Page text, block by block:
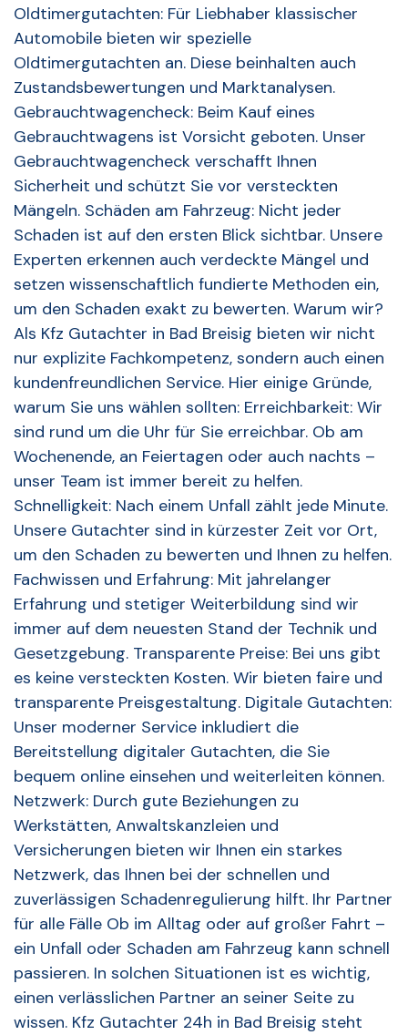
Oldtimergutachten: Für Liebhaber klassischer
Automobile bieten wir spezielle
Oldtimergutachten an. Diese beinhalten auch
Zustandsbewertungen und Marktanalysen.
Gebrauchtwagencheck: Beim Kauf eines
Gebrauchtwagens ist Vorsicht geboten. Unser
Gebrauchtwagencheck verschafft Ihnen
Sicherheit und schützt Sie vor versteckten
Mängeln. Schäden am Fahrzeug: Nicht jeder
Schaden ist auf den ersten Blick sichtbar. Unsere
Experten erkennen auch verdeckte Mängel und
setzen wissenschaftlich fundierte Methoden ein,
um den Schaden exakt zu bewerten. Warum wir?
Als Kfz Gutachter in Bad Breisig bieten wir nicht
nur explizite Fachkompetenz, sondern auch einen
kundenfreundlichen Service. Hier einige Gründe,
warum Sie uns wählen sollten: Erreichbarkeit: Wir
sind rund um die Uhr für Sie erreichbar. Ob am
Wochenende, an Feiertagen oder auch nachts –
unser Team ist immer bereit zu helfen.
Schnelligkeit: Nach einem Unfall zählt jede Minute.
Unsere Gutachter sind in kürzester Zeit vor Ort,
um den Schaden zu bewerten und Ihnen zu helfen.
Fachwissen und Erfahrung: Mit jahrelanger
Erfahrung und stetiger Weiterbildung sind wir
immer auf dem neuesten Stand der Technik und
Gesetzgebung. Transparente Preise: Bei uns gibt
es keine versteckten Kosten. Wir bieten faire und
transparente Preisgestaltung. Digitale Gutachten:
Unser moderner Service inkludiert die
Bereitstellung digitaler Gutachten, die Sie
bequem online einsehen und weiterleiten können.
Netzwerk: Durch gute Beziehungen zu
Werkstätten, Anwaltskanzleien und
Versicherungen bieten wir Ihnen ein starkes
Netzwerk, das Ihnen bei der schnellen und
zuverlässigen Schadenregulierung hilft. Ihr Partner
für alle Fälle Ob im Alltag oder auf großer Fahrt –
ein Unfall oder Schaden am Fahrzeug kann schnell
passieren. In solchen Situationen ist es wichtig,
einen verlässlichen Partner an seiner Seite zu
wissen. Kfz Gutachter 24h in Bad Breisig steht